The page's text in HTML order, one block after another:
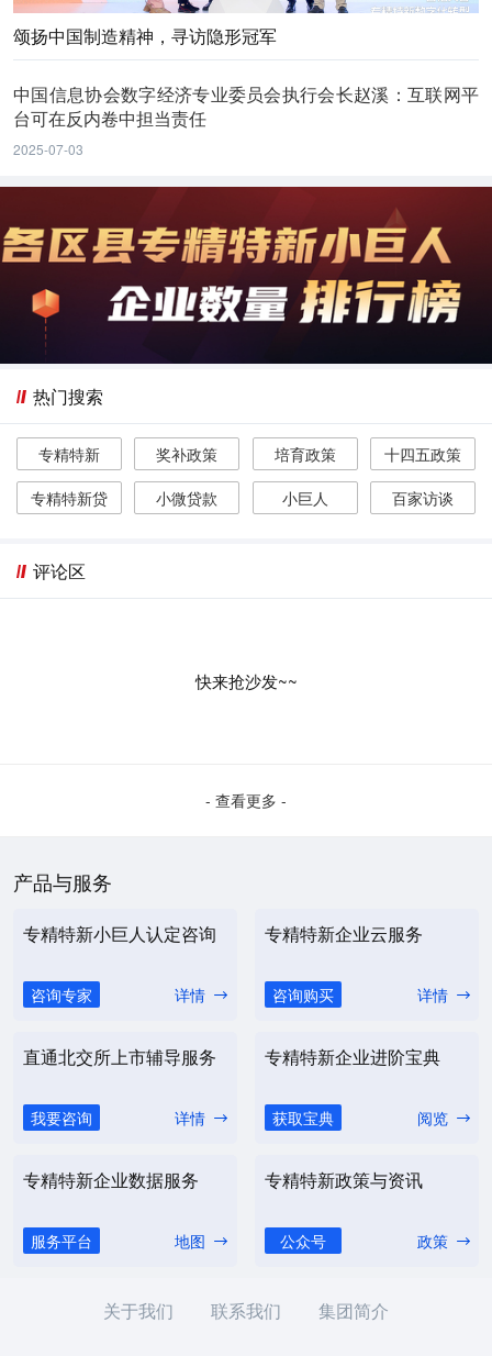
颂扬中国制造精神，寻访隐形冠军
中国信息协会数字经济专业委员会执行会长赵溪：互联网平
台可在反内卷中担当责任
2025-07-03
热门搜索
专精特新 奖补政策 培育政策
十四五政策
专精特新贷
小微贷款 小巨人 百家访谈
评论区
快来抢沙发~~
- 查看更多 -
产品与服务
专精特新小巨人认定咨询
咨询专家 详情
专精特新企业云服务
咨询购买 详情
直通北交所上市辅导服务
我要咨询 详情
专精特新企业进阶宝典
获取宝典 阅览
专精特新企业数据服务
服务平台 地图
专精特新政策与资讯
公众号 政策
关于我们 联系我们 集团简介